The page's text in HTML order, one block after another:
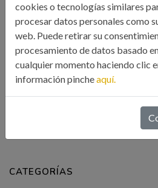
Búsqueda
BUSCAR
CATEGORÍAS
cookies o tecnologías similares
procesar datos personales como
web. Puede retirar su
procesamiento de datos basado
cualquier momento haciendo clic
información pincheaquí.